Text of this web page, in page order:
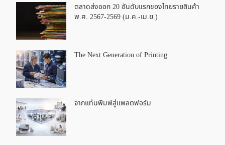
ตลาดส่งออก 20 อันดับแรกของไทยรายสินค้า
พ.ศ. 2567-2569 (ม.ค.-เม.ย.)
The Next Generation of Printing
จากแท่นพิมพ์สู่แพลตฟอร์ม